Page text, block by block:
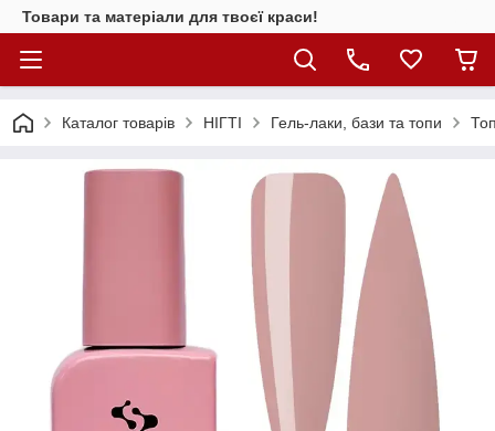
Товари та матеріали для твоєї краси!
Каталог товарiв НІГТІ Гель-лаки, бази та топи